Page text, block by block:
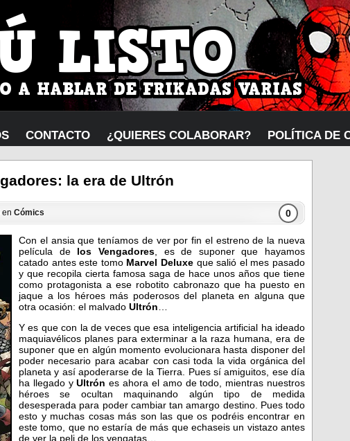
CONTACTO ¿QUIERES COLABORAR? POLÍTICA DE
la era de Ultrón
en Cómics 0
Con el ansia que teníamos de ver por fin el estreno de la nueva
película delos Vengadores, es de suponer que hayamos
catado antes este tomo Marvel Deluxe que salió el mes pasado
y que recopila cierta famosa saga de hace unos años que tiene
como protagonista a ese robotito cabronazo que ha puesto en
jaque a los héroes más poderosos del planeta en alguna que
otra ocasión: el malvado Ultrón
Y es que con la de veces que esa inteligencia artificial ha ideado
maquiavélicos planes para exterminar a la raza humana, era de
suponer que en algún momento evolucionara hasta disponer del
poder necesario para acabar con casi toda la vida orgánica del
planeta y así apoderarse de la Tierra. Pues sí amiguitos, ese día
ha llegado yUltrón es ahora el amo de todo, mientras nuestros
héroes se ocultan maquinando algún tipo de medida
desesperada para poder cambiar tan amargo destino. Pues todo
esto y muchas cosas más son las que os podréis encontrar en
este tomo, que no estaría de más que echaseis un vistazo antes
de ver la peli de los vengatas…